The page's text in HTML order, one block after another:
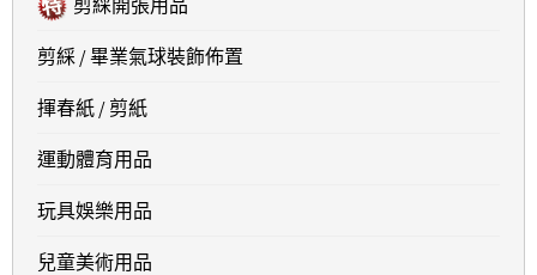
剪綵 / 畢業氣球裝飾佈置
揮春紙 / 剪紙
運動體育用品
玩具娛樂用品
兒童美術用品